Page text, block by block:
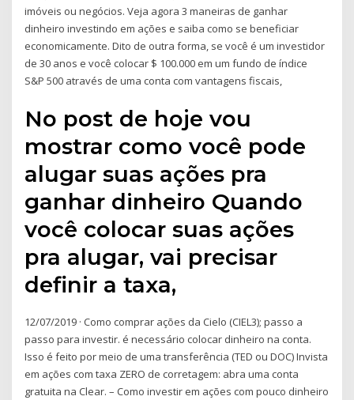
imóveis ou negócios. Veja agora 3 maneiras de ganhar
dinheiro investindo em ações e saiba como se beneficiar
economicamente. Dito de outra forma, se você é um investidor
de 30 anos e você colocar $ 100.000 em um fundo de índice
S&P 500 através de uma conta com vantagens fiscais,
No post de hoje vou
mostrar como você pode
alugar suas ações pra
ganhar dinheiro Quando
você colocar suas ações
pra alugar, vai precisar
definir a taxa,
12/07/2019 · Como comprar ações da Cielo (CIEL3); passo a
passo para investir. é necessário colocar dinheiro na conta.
Isso é feito por meio de uma transferência (TED ou DOC) Invista
em ações com taxa ZERO de corretagem: abra uma conta
gratuita na Clear. – Como investir em ações com pouco dinheiro